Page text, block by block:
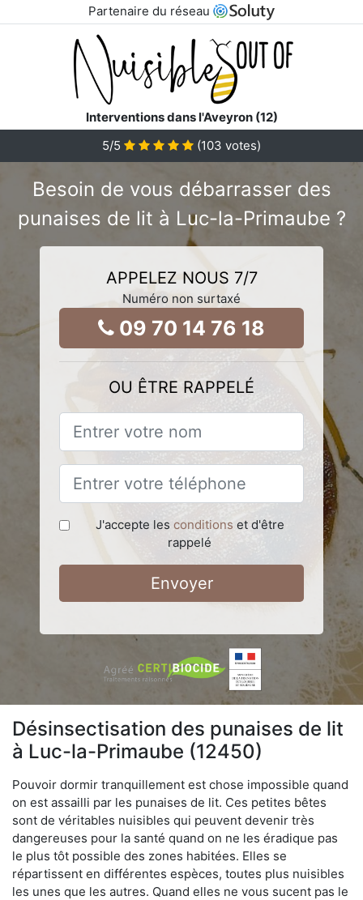
Partenaire du réseau
Interventions dans l'Aveyron (12)
5/5 (103 votes)
Besoin de vous débarrasser des
punaises de lit à Luc-la-Primaube ?
APPELEZ NOUS 7/7
Numéro non surtaxé
09 70 14 76 18
OU ÊTRE RAPPELÉ
J'accepte les conditions et d'être
rappelé
Envoyer
Désinsectisation des punaises de lit
à Luc-la-Primaube (12450)
Pouvoir dormir tranquillement est chose impossible quand
on est assailli par les punaises de lit. Ces petites bêtes
sont de véritables nuisibles qui peuvent devenir très
dangereuses pour la santé quand on ne les éradique pas
le plus tôt possible des zones habitées. Elles se
répartissent en différentes espèces, toutes plus nuisibles
les unes que les autres. Quand elles ne vous sucent pas le